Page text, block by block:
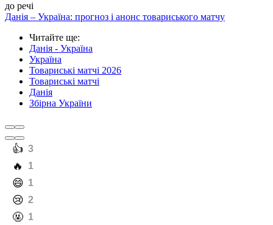
до речі
Данія – Україна: прогноз і анонс товариського матчу
Читайте ще:
Данія - Україна
Україна
Товариські матчі 2026
Товариські матчі
Данія
Збірна України
️👍 3
️🔥 1
️😄 1
️😢 2
️🤬 1